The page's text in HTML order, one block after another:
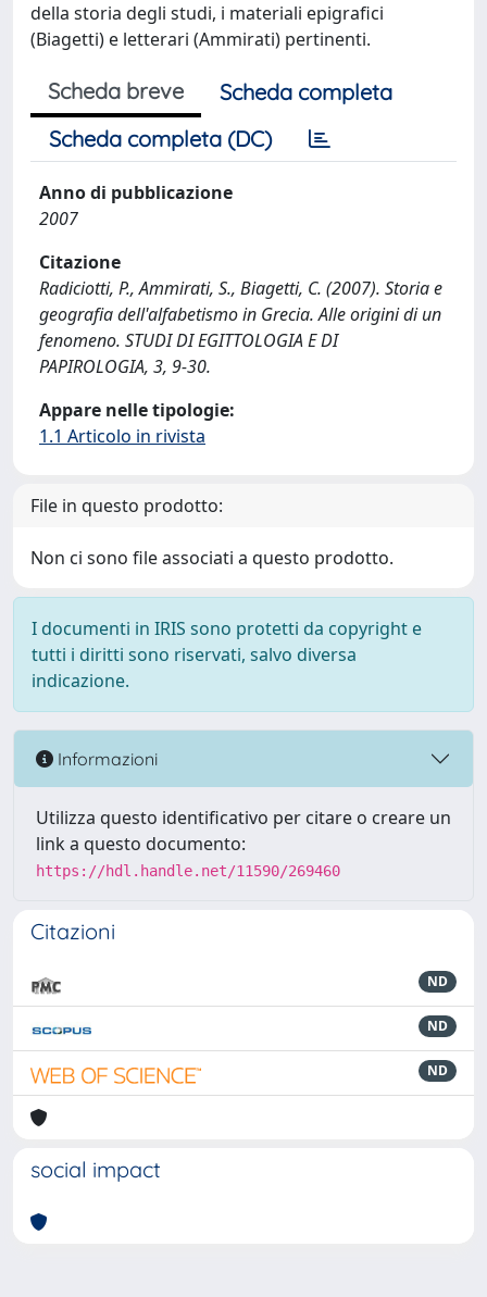
della storia degli studi, i materiali epigrafici
(Biagetti) e letterari (Ammirati) pertinenti.
Scheda breve
Scheda completa
Scheda completa (DC)
Anno di pubblicazione
2007
Citazione
Radiciotti, P., Ammirati, S., Biagetti, C. (2007). Storia e
geografia dell'alfabetismo in Grecia. Alle origini di un
fenomeno. STUDI DI EGITTOLOGIA E DI
PAPIROLOGIA, 3, 9-30.
Appare nelle tipologie:
1.1 Articolo in rivista
File in questo prodotto:
Non ci sono file associati a questo prodotto.
I documenti in IRIS sono protetti da copyright e
tutti i diritti sono riservati, salvo diversa
indicazione.
Informazioni
Utilizza questo identificativo per citare o creare un
link a questo documento:
https://hdl.handle.net/11590/269460
Citazioni
ND
ND
ND
social impact